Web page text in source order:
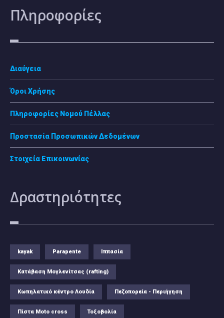
Πληροφορίες
Διαύγεια
Όροι Χρήσης
Πληροφορίες Νομού Πέλλας
Προστασία Προσωπικών Δεδομένων
Στοιχεία Επικοινωνίας
Δραστηριότητες
kayak Parapente Ιππασία
Κατάβαση Μογλενίτσας (rafting)
Κωπηλατικό κέντρο Λουδία Πεζοπορεία - Περιήγηση
Πίστα Moto cross Τοξοβολία